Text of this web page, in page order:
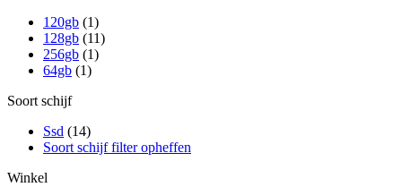
120gb (1)
128gb (11)
256gb (1)
64gb (1)
Soort schijf
Ssd (14)
Soort schijf filter opheffen
Winkel